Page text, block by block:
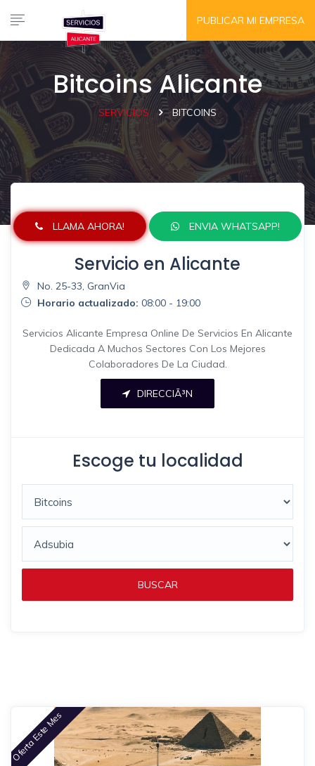
PUBLICAR MI EMPRESA
Bitcoins Alicante
SERVICIOS BITCOINS
LLAMA AHORA! ENVIA WHATSAPP!
Servicio en Alicante
No. 25-33, GranVia
Horario actualizado: 08:00 - 19:00
Servicios Alicante Empresa Online De Servicios En Alicante
Dedicada A Muchos Sectores Con Los Mejores
Colaboradores De La Ciudad.
DIRECCIÃ³N
Escoge tu localidad
BUSCAR
Oferta Este Mes